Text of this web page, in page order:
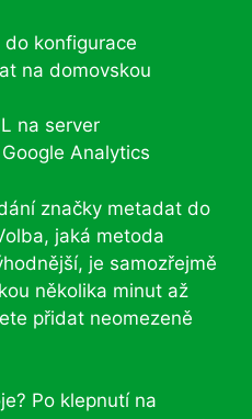
do konfigurace
na domovskou
na server
Analytics
značky metadat do
jaká metoda
je samozřejmě
několika minut až
přidat neomezeně
Po klepnutí na